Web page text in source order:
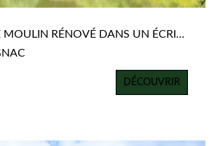
MAGNIFIQUE MOULIN RÉNOVÉ DANS UN ÉCRIN DE VERDURE
DÉCOUVRIR